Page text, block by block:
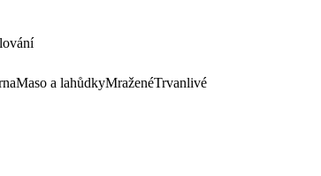
Maso a lahůdkyMraženéTrvanlivé